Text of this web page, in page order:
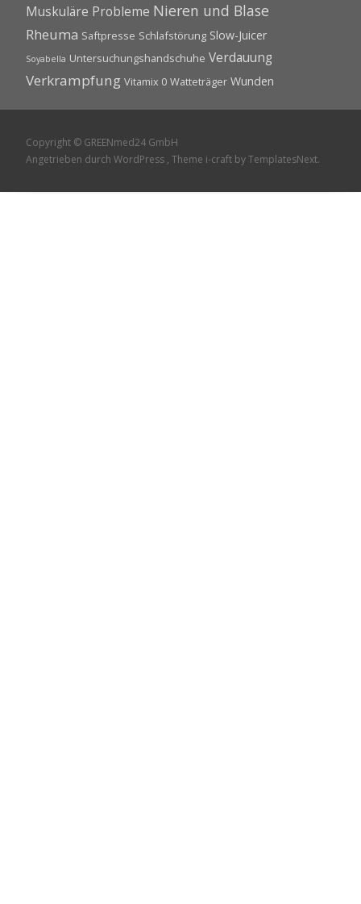
Muskuläre Probleme Nieren und Blase
Rheuma Saftpresse Schlafstörung Slow-Juicer
Soyabella Untersuchungshandschuhe Verdauung
Verkrampfung Vitamix 0 Watteträger Wunden
Copyright © GREENmed24 GmbH
Angetrieben durch WordPress , Theme i-craft by TemplatesNext.